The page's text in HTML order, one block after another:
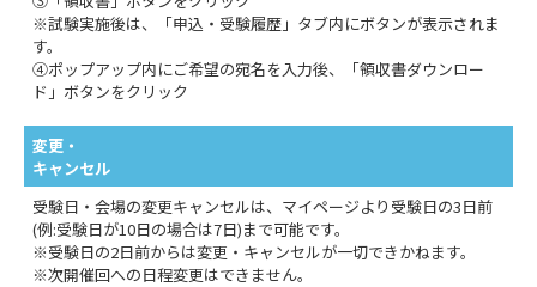
※試験実施後は、「申込・受験履歴」タブ内にボタンが表示されま
す。
④ポップアップ内にご希望の宛名を入力後、「領収書ダウンロー
ド」ボタンをクリック
変更・
キャンセル
受験日・会場の変更キャンセルは、マイページより受験日の3日前
(例:受験日が10日の場合は7日)まで可能です。
※受験日の2日前からは変更・キャンセルが一切できかねます。
※次開催回への日程変更はできません。